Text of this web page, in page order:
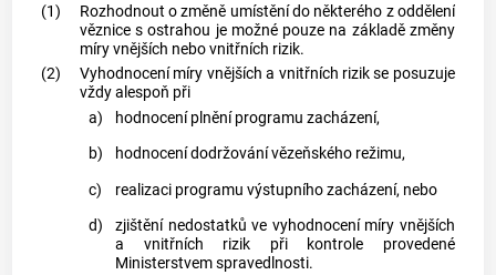
(1)
Rozhodnout o změně umístění do některého z oddělení
věznice s ostrahou je možné pouze na základě změny
míry vnějších nebo vnitřních rizik.
(2)
Vyhodnocení míry vnějších a vnitřních rizik se posuzuje
vždy alespoň při
a)
hodnocení plnění programu zacházení,
b)
hodnocení dodržování vězeňského režimu,
c)
realizaci programu výstupního zacházení, nebo
d)
zjištění nedostatků ve vyhodnocení míry vnějších
a vnitřních rizik při kontrole provedené
Ministerstvem spravedlnosti.